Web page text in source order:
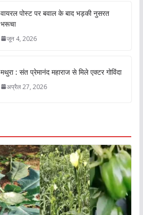
वायरल पोस्ट पर बवाल के बाद भड़की नुसरत
भरूचा
जून 4, 2026
मथुरा : संत प्रेमानंद महाराज से मिले एक्टर गोविंदा
अप्रैल 27, 2026